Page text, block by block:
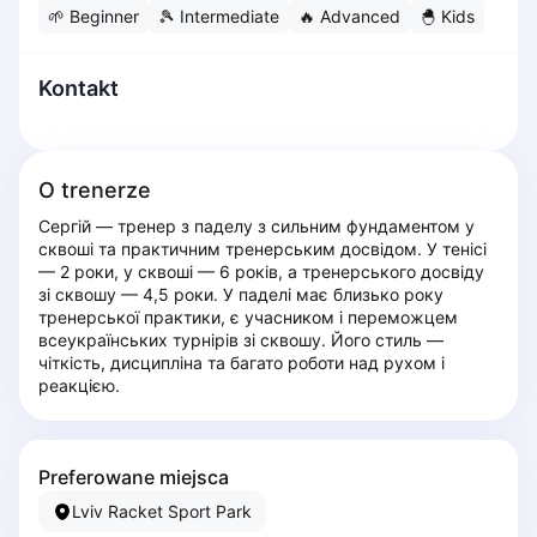
Dabrowa Gornicza
Kalisz
Katowice
Katowice Area
Kielce
Kościerzyna
Krakow
Legionowo
Nowy Sącz
Olsztyn
🌱 Beginner 🎾 Intermediate 🔥 Advanced 🐣 Kids
Kontakt
O trenerze
Сергій — тренер з паделу з сильним фундаментом у
сквоші та практичним тренерським досвідом. У тенісі
— 2 роки, у сквоші — 6 років, а тренерського досвіду
зі сквошу — 4,5 роки. У паделі має близько року
тренерської практики, є учасником і переможцем
всеукраїнських турнірів зі сквошу. Його стиль —
чіткість, дисципліна та багато роботи над рухом і
реакцією.
Preferowane miejsca
Lviv Racket Sport Park